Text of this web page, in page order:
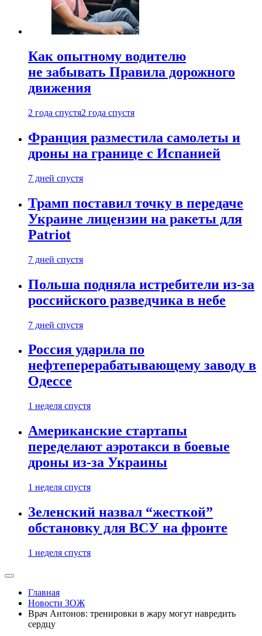
Как опытному водителю
не забывать Правила дорожного
движения
2 года спустя2 года спустя
Франция разместила самолеты и
дроны на границе с Испанией
7 дней спустя
Трамп поставил точку в передаче
Украине лицензии на ракеты для
Patriot
7 дней спустя
Польша подняла истребители из-за
российского разведчика в небе
7 дней спустя
Россия ударила по
нефтеперерабатывающему заводу в
Одессе
1 неделя спустя
Американские стартапы
переделают аэротакси в боевые
дроны из-за Украины
1 неделя спустя
Зеленский назвал “жесткой”
обстановку для ВСУ на фронте
1 неделя спустя
Главная
Новости ЗОЖ
Врач Антонов: тренировки в жару могут навредить
сердцу